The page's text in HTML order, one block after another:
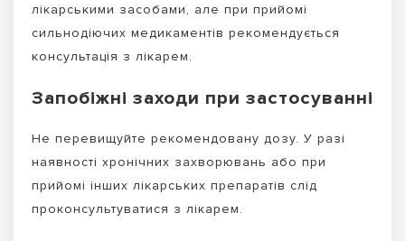
лікарськими засобами, але при прийомі
сильнодіючих медикаментів рекомендується
консультація з лікарем.
Запобіжні заходи при застосуванні
Не перевищуйте рекомендовану дозу. У разі
наявності хронічних захворювань або при
прийомі інших лікарських препаратів слід
проконсультуватися з лікарем.